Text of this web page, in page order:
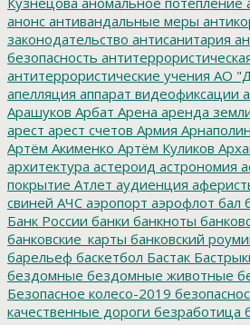
анонс антивандальные меры
законодательство антисанитария
безопасность
антитеррористические учения АО
апелляция аппарат видеофиксации
Арашуков Арбат Арена аренда
арест арест счетов Армия Арнаполин
Артём Акименко Артём Куликов
архитектура астероид астрономия
покрытие Атлет аудиенция
свиней АЧС аэропорт аэрофлот бал
Банк России банки банкноты
банковские_карты банковский
барельеф баскетбол Бастак
бездомные бездомные животные
Безопасное колесо-2019
качественные дороги безработица